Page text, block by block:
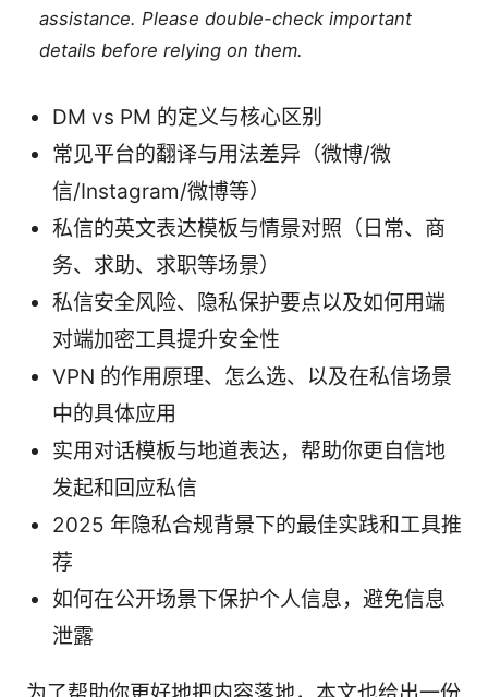
assistance. Please double-check important
details before relying on them.
DM vs PM 的定义与核心区别
常见平台的翻译与用法差异（微博/微
信/Instagram/微博等）
私信的英文表达模板与情景对照（日常、商
务、求助、求职等场景）
私信安全风险、隐私保护要点以及如何用端
对端加密工具提升安全性
VPN 的作用原理、怎么选、以及在私信场景
中的具体应用
实用对话模板与地道表达，帮助你更自信地
发起和回应私信
2025 年隐私合规背景下的最佳实践和工具推
荐
如何在公开场景下保护个人信息，避免信息
泄露